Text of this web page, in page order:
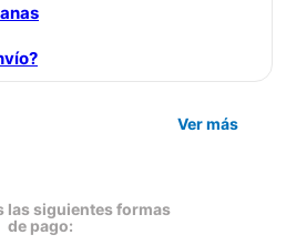
Ver más
las siguientes formas
de pago: